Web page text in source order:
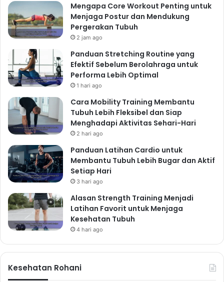
Mengapa Core Workout Penting untuk
Menjaga Postur dan Mendukung
Pergerakan Tubuh
2 jam ago
Panduan Stretching Routine yang
Efektif Sebelum Berolahraga untuk
Performa Lebih Optimal
1 hari ago
Cara Mobility Training Membantu
Tubuh Lebih Fleksibel dan Siap
Menghadapi Aktivitas Sehari-Hari
2 hari ago
Panduan Latihan Cardio untuk
Membantu Tubuh Lebih Bugar dan Aktif
Setiap Hari
3 hari ago
Alasan Strength Training Menjadi
Latihan Favorit untuk Menjaga
Kesehatan Tubuh
4 hari ago
Kesehatan Rohani